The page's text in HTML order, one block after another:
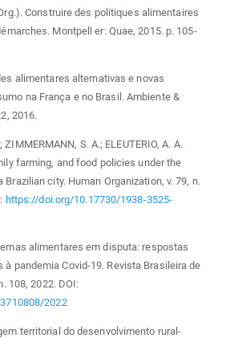
Construire des politiques alimentaires
Montpell er: Quae, 2015. p. 105-
alimentares alternativas e novas
na França e no Brasil. Ambiente &
2016.
ZIMMERMANN, S. A.; ELEUTERIO, A. A.
farming, and food policies under the
Brazilian city. Human Organization, v. 79, n.
https://doi.org/10.17730/1938-3525-
alimentares em disputa: respostas
pandemia Covid-19. Revista Brasileira de
108, 2022. DOI:
2022
territorial do desenvolvimento rural-